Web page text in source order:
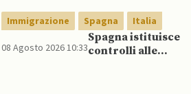
Immigrazione Spagna Italia
08 Agosto 2026 10:33
Spagna istituisce
controlli alle